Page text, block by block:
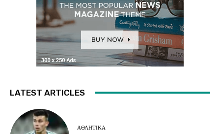
LATEST ARTICLES
ΑΘΛΗΤΙΚΑ